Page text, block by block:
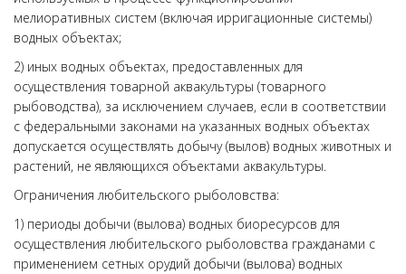
мелиоративных систем (включая ирригационные системы)
водных объектах;
2) иных водных объектах, предоставленных для
осуществления товарной аквакультуры (товарного
рыбоводства), за исключением случаев, если в соответствии
с федеральными законами на указанных водных объектах
допускается осуществлять добычу (вылов) водных животных и
растений, не являющихся объектами аквакультуры.
Ограничения любительского рыболовства:
1) периоды добычи (вылова) водных биоресурсов для
осуществления любительского рыболовства гражданами с
применением сетных орудий добычи (вылова) водных